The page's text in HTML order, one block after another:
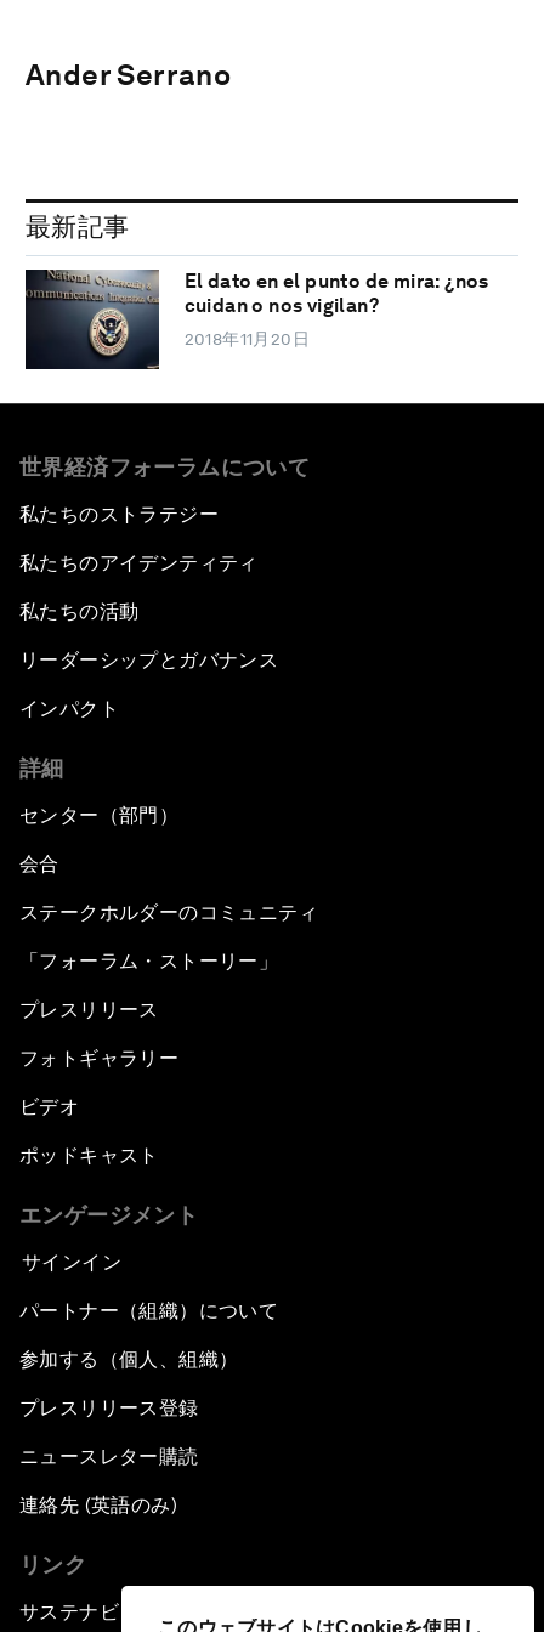
このウェブサイトはCookieを使用し
Ander Serrano
最新記事
El dato en el punto de mira: ¿nos
cuidan o nos vigilan?
2018年11月20日
世界経済フォーラムについて
私たちのストラテジー
私たちのアイデンティティ
私たちの活動
リーダーシップとガバナンス
インパクト
詳細
センター（部門）
会合
ステークホルダーのコミュニティ
「フォーラム・ストーリー」
プレスリリース
フォトギャラリー
ビデオ
ポッドキャスト
エンゲージメント
サインイン
パートナー（組織）について
参加する（個人、組織）
プレスリリース登録
ニュースレター購読
連絡先 (英語のみ)
リンク
サステナビリティへの取り組み